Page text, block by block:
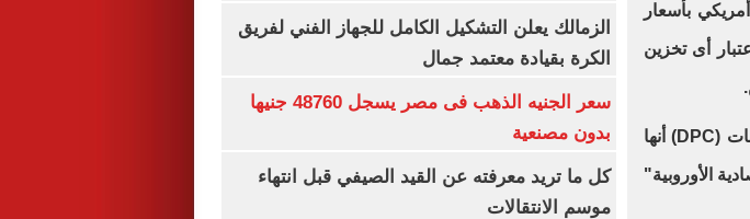
يورو (620 مليون دولار أمريكي بأسعار
أى تخزين
ومع ذلك، فى وقت سابق من أبريل، أبلغت تيك توك هيئة حماية البيانات (DPC) أنها
الأوروبية"
الزمالك يعلن التشكيل الكامل للجهاز الفني لفريق
الكرة بقيادة معتمد جمال
سعر الجنيه الذهب فى مصر يسجل 48760 جنيها
بدون مصنعية
كل ما تريد معرفته عن القيد الصيفي قبل انتهاء
موسم الانتقالات